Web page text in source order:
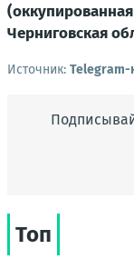
Черниговская
Источник: Telegram-
Топ